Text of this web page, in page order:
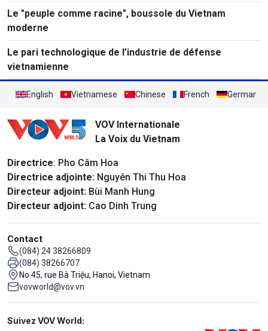
Le "peuple comme racine", boussole du Vietnam
moderne
Le pari technologique de l’industrie de défense
vietnamienne
English Vietnamese Chinese French German
VOV Internationale
La Voix du Vietnam
Directrice: Pho Câm Hoa
Directrice adjointe: Nguyên Thi Thu Hoa
Directeur adjoint: Bùi Manh Hung
Directeur adjoint: Cao Dinh Trung
Contact
(084) 24 38266809
(084) 38266707
No 45, rue Bà Triệu, Hanoi, Vietnam
vovworld@vov.vn
Mạng xã hội
Suivez VOV World: